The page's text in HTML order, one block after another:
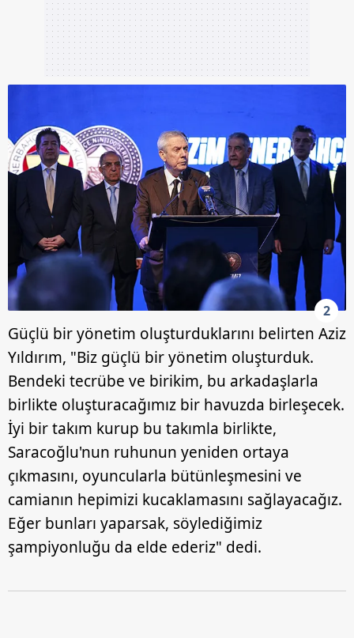
2
Güçlü bir yönetim oluşturduklarını belirten Aziz
Yıldırım, "Biz güçlü bir yönetim oluşturduk.
Bendeki tecrübe ve birikim, bu arkadaşlarla
birlikte oluşturacağımız bir havuzda birleşecek.
İyi bir takım kurup bu takımla birlikte,
Saracoğlu'nun ruhunun yeniden ortaya
çıkmasını, oyuncularla bütünleşmesini ve
camianın hepimizi kucaklamasını sağlayacağız.
Eğer bunları yaparsak, söylediğimiz
şampiyonluğu da elde ederiz" dedi.